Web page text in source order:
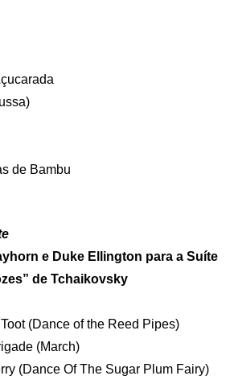
de Bambu
e Duke Ellington para a Suíte
de Tchaikovsky
(Dance of the Reed Pipes)
(March)
(Dance Of The Sugar Plum Fairy)